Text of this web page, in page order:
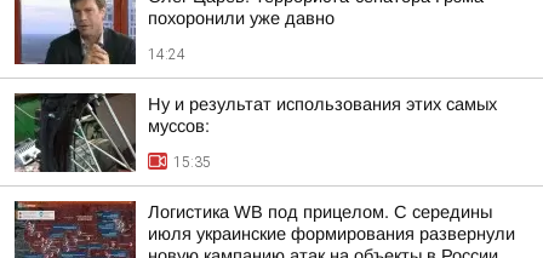
похоронили уже давно
14:24
Ну и результат использования этих самых
муссов:
15:35
Логистика WB под прицелом. С середины
июля украинские формирования развернули